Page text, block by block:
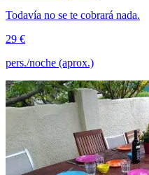
Todavía no se te cobrará nada.
29 €
pers./noche (aprox.)